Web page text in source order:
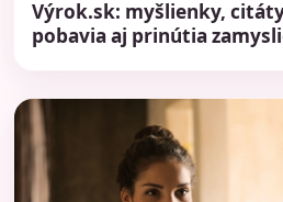
Výrok.sk: myšlienky,
pobavia aj prinútia